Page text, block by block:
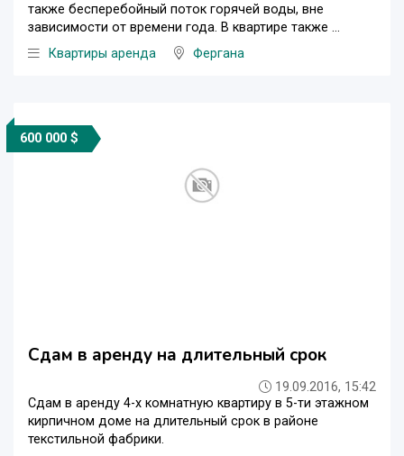
также бесперебойный поток горячей воды, вне
зависимости от времени года. В квартире также ...
Квартиры аренда
Фергана
600 000 $
Сдам в аренду на длительный срок
19.09.2016, 15:42
Сдам в аренду 4-х комнатную квартиру в 5-ти этажном
кирпичном доме на длительный срок в районе
текстильной фабрики.